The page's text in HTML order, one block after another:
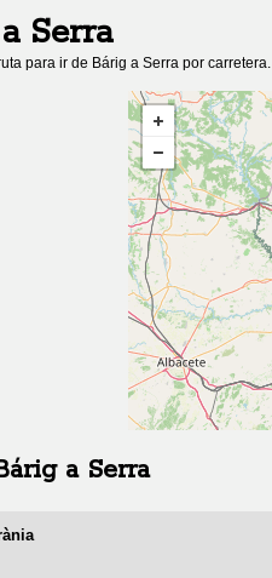
Serra
para ir de Bárig a Serra por carretera.
a Serra